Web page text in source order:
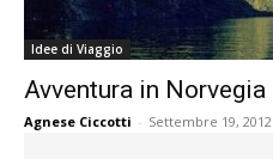
Idee di Viaggio
Avventura in Norvegia
Agnese Ciccotti - Settembre 19, 2012